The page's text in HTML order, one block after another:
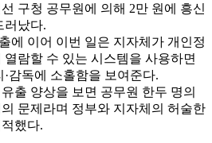
구청 공무원에 의해 2만 원에 흥신
러났다.
에 이어 이번 일은 지자체가 개인정
열람할 수 있는 시스템을 사용하면
감독에 소홀함을 보여준다.
출 양상을 보면 공무원 한두 명의
문제라며 정부와 지자체의 허술한
했다.